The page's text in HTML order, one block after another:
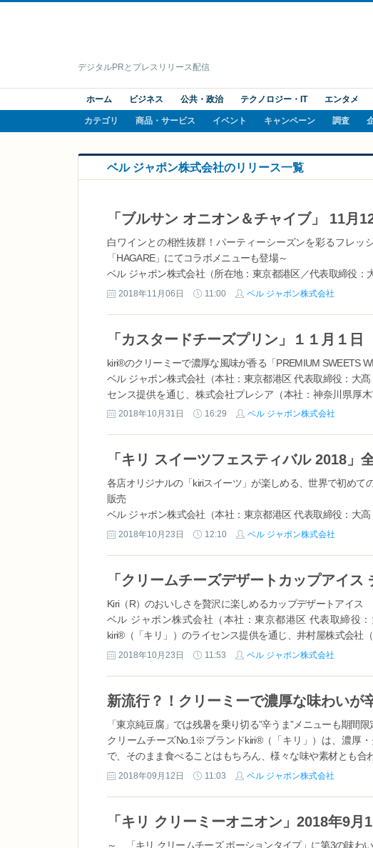
デジタルPRとプレスリリース配信
ホーム ビジネス 公共・政治 テクノロジー・IT エンタメ
カテゴリ 商品・サービス イベント キャンペーン 調査
ベル ジャポン株式会社のリリース一覧
白ワインとの相性抜群！パーティーシーズンを彩るフレ
「HAGARE」にてコラボメニューも登場～
ベル ジャポン株式会社（所在地：東京都港区／代表取締役：
ランス生まれのフレッシュチーズブランド「ブルサン」では
2018年11月06日 11:00 ベル ジャポン株式会社
「カスタードチーズプリン」１１月１日
kiri®のクリーミーで濃厚な風味が香る「PREMIUM SWEETS
ベル ジャポン株式会社（本社：東京都港区 代表取締役：大
センス提供を通じ、株式会社プレシア（本社：神奈川県厚
SWEETS WITH KIRI®」シリ...
2018年10月31日 16:29 ベル ジャポン株式会社
「キリ スイーツフェスティバル 2018」
各店オリジナルの「kiriスイーツ」が楽しめる、世界で初め
販売
ベル ジャポン株式会社（本社：東京都港区 代表取締役：大
限定スイーツを全国の有名店で販売する「キリ スイーツフ
2018年10月23日 12:10 ベル ジャポン株式会社
「クリームチーズデザートカップアイス
Kiri（R）のおいしさを贅沢に楽しめるカップデザートアイス
ベル ジャポン株式会社（本社：東京都港区 代表取締役
kiri®（「キリ」）のライセンス提供を通じ、井村屋株式会社
のおいしさをアイスで贅沢に楽しめる、「クリームチーズデザ
2018年10月23日 11:53 ベル ジャポン株式会社
「東京純豆腐」では残暑を乗り切る”辛うま”メニューも期間限
クリームチーズNo.1※ブランドkiri®（「キリ」）は、濃厚
で、そのまま食べることはもちろん、様々な味や素材とも合
プロフェッショナルから広く愛用されています。また、数多く
2018年09月12日 11:03 ベル ジャポン株式会社
「キリ クリーミーオニオン」2018年9月
～ 「キリ クリームチーズ ポーションタイプ」に第3の味わ